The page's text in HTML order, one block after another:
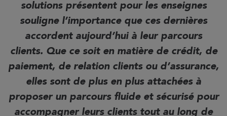
solutions présentent pour les enseignes
souligne l’importance que ces dernières
accordent aujourd’hui à leur parcours
clients. Que ce soit en matière de crédit, de
paiement, de relation clients ou d’assurance,
elles sont de plus en plus attachées à
proposer un parcours fluide et sécurisé pour
accompagner leurs clients tout au long de